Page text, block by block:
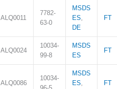
ALQ0011
7782-
63-0
MSDS
ES,
DE
FT
ALQ0024
10034-
99-8
MSDS
ES
FT
ALQ0086
10034-
MSDS
ES,
FT